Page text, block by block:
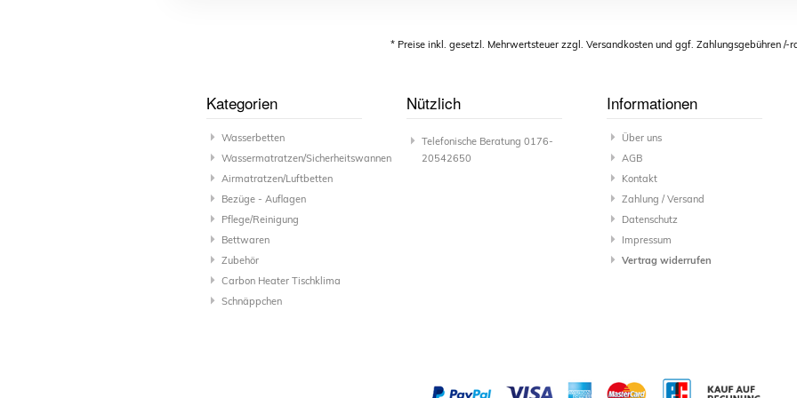
Orange
* Preise inkl. gesetzl. Mehrwertsteuer zzgl. Versandkosten und ggf. Zahlungsgebühren /-
Kategorien
Wasserbetten
Wassermatratzen/Sicherheitswannen
Airmatratzen/Luftbetten
Bezüge - Auflagen
Pflege/Reinigung
Bettwaren
Zubehör
Carbon Heater Tischklima
Schnäppchen
Nützlich
Telefonische Beratung 0176-
20542650
Informationen
Über uns
AGB
Kontakt
Zahlung / Versand
Datenschutz
Impressum
Vertrag widerrufen